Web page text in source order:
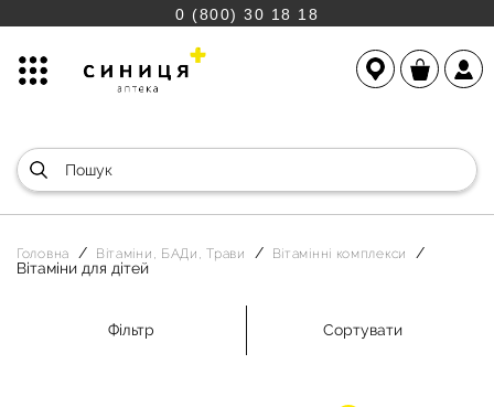
0 (800) 30 18 18
Головна Вітаміни, БАДи, Трави Вітамінні комплекси
Вітаміни для дітей
Фільтр Сортувати